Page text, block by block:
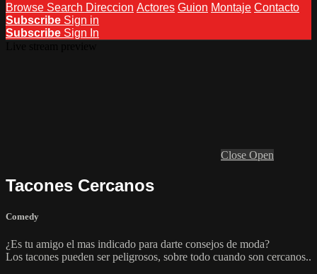
Browse Search Direccion Actores Guion Montaje Contacto
Subscribe Sign in
Subscribe Sign In
Close Open
Tacones Cercanos
Comedy
¿Es tu amigo el mas indicado para darte consejos de moda?
Los tacones pueden ser peligrosos, sobre todo cuando son cercanos..